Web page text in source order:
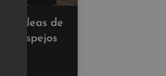
ideas de
espejos
tus